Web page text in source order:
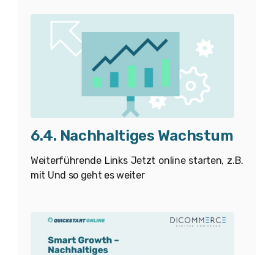
6.4. Nachhaltiges Wachstum
Weiterführende Links Jetzt online starten, z.B.
mit Und so geht es weiter